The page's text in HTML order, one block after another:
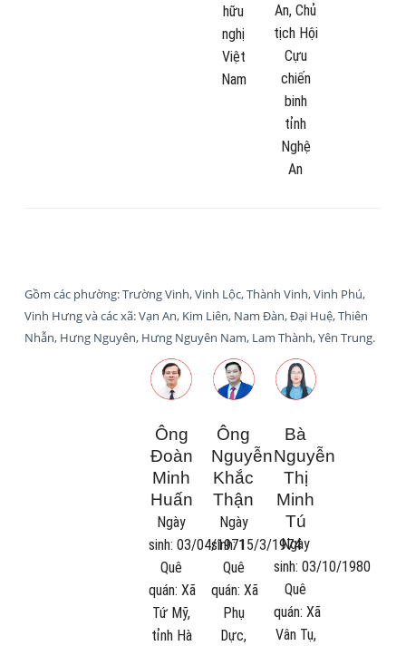
hữu
nghị
Việt
Nam
An, Chủ
tịch Hội
Cựu
chiến
binh
tỉnh
Nghệ
An
Gồm các phường: Trường Vinh, Vinh Lộc, Thành Vinh, Vinh Phú,
Vinh Hưng và các xã: Vạn An, Kim Liên, Nam Đàn, Đại Huệ, Thiên
Nhẫn, Hưng Nguyên, Hưng Nguyên Nam, Lam Thành, Yên Trung.
Ông
Đoàn
Minh
Huấn
Ngày
sinh:03/04/1971
Quê
quán:Xã
Tứ Mỹ,
tỉnh Hà
Ông
Nguyễn
Khắc
Thận
Ngày
sinh:15/3/1974
Quê
quán: Xã
Phụ
Dực,
Bà
Nguyễn
Thị
Minh
Tú
Ngày
sinh: 03/10/1980
Quê
quán: Xã
Vân Tụ,